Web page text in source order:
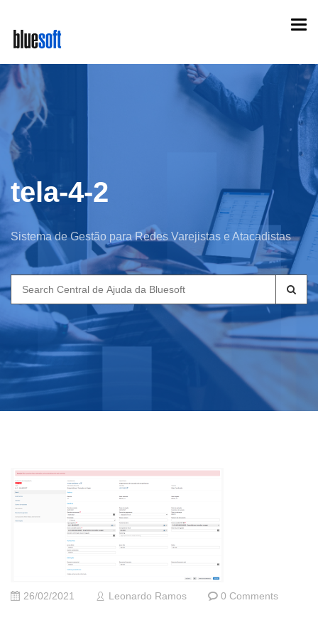
main
content
tela-4-2
Sistema de Gestão para Redes Varejistas e Atacadistas
Search
for:
26/02/2021 Leonardo Ramos 0 Comments